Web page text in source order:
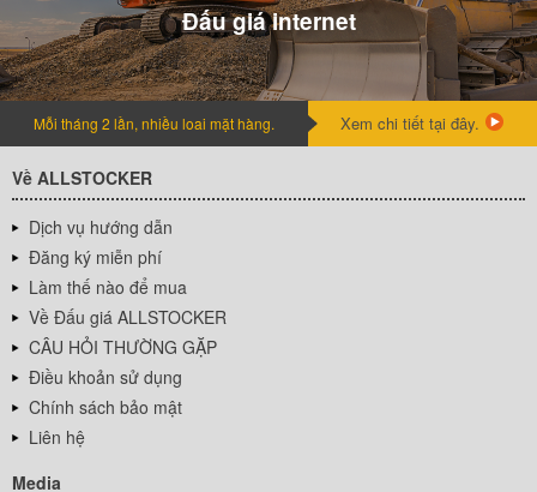
Đấu giá internet
Mỗi tháng 2 lần, nhiều loai mặt hàng. Xem chi tiết tại đây.
Về ALLSTOCKER
Dịch vụ hướng dẫn
Đăng ký miễn phí
Làm thế nào để mua
Về Đấu giá ALLSTOCKER
CÂU HỎI THƯỜNG GẶP
Điều khoản sử dụng
Chính sách bảo mật
Liên hệ
Media